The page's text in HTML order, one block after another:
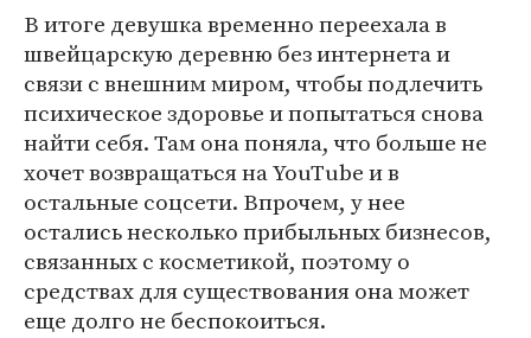
В итоге девушка временно переехала в
швейцарскую деревню без интернета и
связи с внешним миром, чтобы подлечить
психическое здоровье и попытаться снова
найти себя. Там она поняла, что больше не
хочет возвращаться на YouTube и в
остальные соцсети. Впрочем, у нее
остались несколько прибыльных бизнесов,
связанных с косметикой, поэтому о
средствах для существования она может
еще долго не беспокоиться.